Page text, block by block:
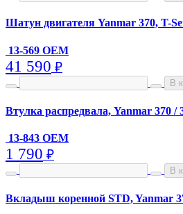
Шатун двигателя Yanmar 370, T-
13-569 OEM
41 590 ₽
В
Втулка распредвала, Yanmar 370 /
13-843 OEM
1 790 ₽
В
Вкладыш коренной STD, Yanmar